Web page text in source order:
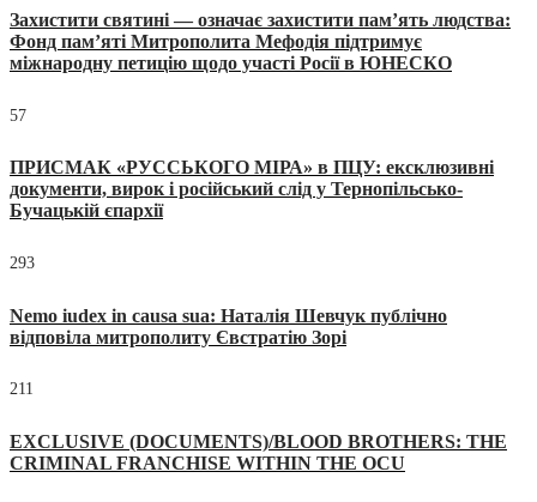
Захистити святині — означає захистити пам’ять людства:
Фонд пам’яті Митрополита Мефодія підтримує
міжнародну петицію щодо участі Росії в ЮНЕСКО
57
ПРИСМАК «РУССЬКОГО МІРА» в ПЦУ: ексклюзивні
документи, вирок і російський слід у Тернопільсько-
Бучацькій єпархії
293
Nemo iudex in causa sua: Наталія Шевчук публічно
відповіла митрополиту Євстратію Зорі
211
EXCLUSIVE (DOCUMENTS)/BLOOD BROTHERS: THE
CRIMINAL FRANCHISE WITHIN THE OCU